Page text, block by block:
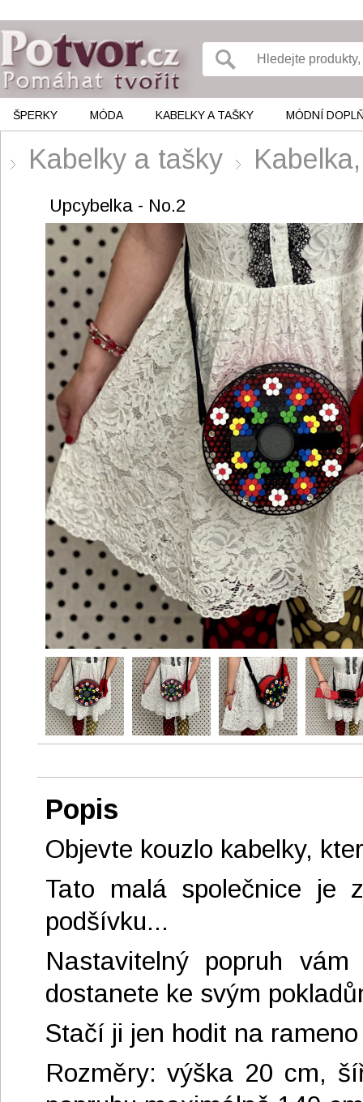
ŠPERKY MÓDA KABELKY A TAŠKY MÓDNÍ
Kabelky a tašky
Upcybelka - No.2
Popis
Objevte kouzlo kabelky,
Tato malá společnice je
podšívku...
Nastavitelný popruh
dostanete ke svým
Stačí ji jen hodit na
Rozměry: výška 20 cm,